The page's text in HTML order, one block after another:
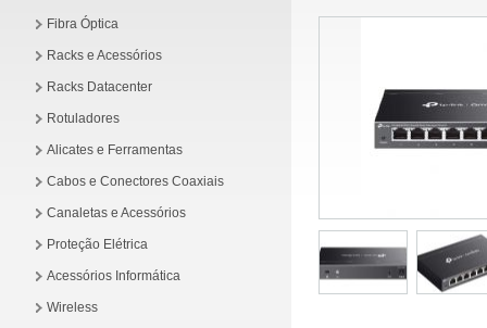
Fibra Óptica
Racks e Acessórios
Racks Datacenter
Rotuladores
Alicates e Ferramentas
Cabos e Conectores Coaxiais
Canaletas e Acessórios
Proteção Elétrica
Acessórios Informática
Wireless